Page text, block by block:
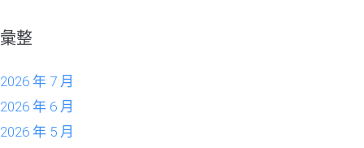
彙整
2026 年 7 月
2026 年 6 月
2026 年 5 月